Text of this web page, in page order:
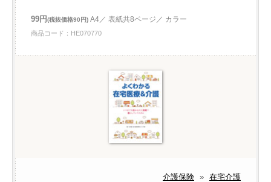
99円(税抜価格90円) A4／ 表紙共8ページ／ カラー
商品コード：HE070770
介護保険 » 在宅介護